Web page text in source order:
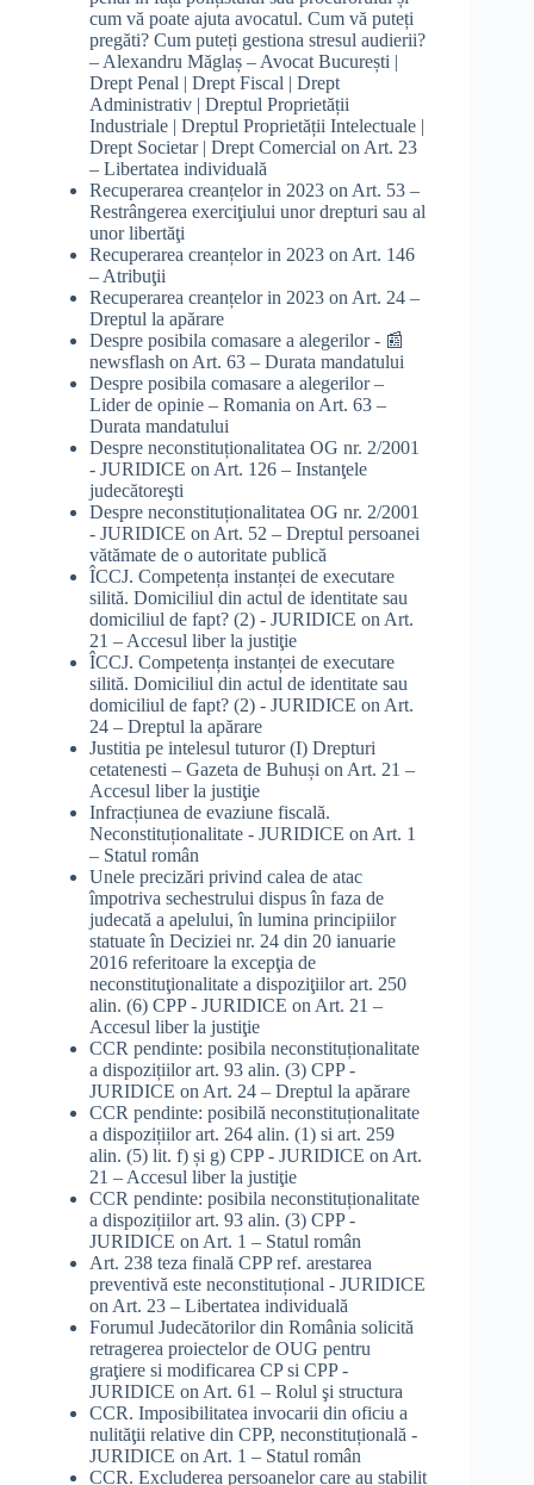
cum vă poate ajuta avocatul. Cum vă puteți
pregăti? Cum puteți gestiona stresul audierii?
– Alexandru Măglaș – Avocat București |
Drept Penal | Drept Fiscal | Drept
Administrativ | Dreptul Proprietății
Industriale | Dreptul Proprietății Intelectuale |
Drept Societar | Drept Comercial on Art. 23
– Libertatea individuală
Recuperarea creanțelor in 2023 on Art. 53 –
Restrângerea exerciţiului unor drepturi sau al
unor libertăţi
Recuperarea creanțelor in 2023 on Art. 146
– Atribuţii
Recuperarea creanțelor in 2023 on Art. 24 –
Dreptul la apărare
Despre posibila comasare a alegerilor - 📰
newsflash on Art. 63 – Durata mandatului
Despre posibila comasare a alegerilor –
Lider de opinie – Romania on Art. 63 –
Durata mandatului
Despre neconstituționalitatea OG nr. 2/2001
- JURIDICE on Art. 126 – Instanţele
judecătoreşti
Despre neconstituționalitatea OG nr. 2/2001
- JURIDICE on Art. 52 – Dreptul persoanei
vătămate de o autoritate publică
ÎCCJ. Competența instanței de executare
silită. Domiciliul din actul de identitate sau
domiciliul de fapt? (2) - JURIDICE on Art.
21 – Accesul liber la justiţie
ÎCCJ. Competența instanței de executare
silită. Domiciliul din actul de identitate sau
domiciliul de fapt? (2) - JURIDICE on Art.
24 – Dreptul la apărare
Justitia pe intelesul tuturor (I) Drepturi
cetatenesti – Gazeta de Buhuși on Art. 21 –
Accesul liber la justiţie
Infracțiunea de evaziune fiscală.
Neconstituționalitate - JURIDICE on Art. 1
– Statul român
Unele precizări privind calea de atac
împotriva sechestrului dispus în faza de
judecată a apelului, în lumina principiilor
statuate în Deciziei nr. 24 din 20 ianuarie
2016 referitoare la excepţia de
neconstituţionalitate a dispoziţiilor art. 250
alin. (6) CPP - JURIDICE on Art. 21 –
Accesul liber la justiţie
CCR pendinte: posibila neconstituționalitate
a dispozițiilor art. 93 alin. (3) CPP -
JURIDICE on Art. 24 – Dreptul la apărare
CCR pendinte: posibilă neconstituționalitate
a dispozițiilor art. 264 alin. (1) si art. 259
alin. (5) lit. f) și g) CPP - JURIDICE on Art.
21 – Accesul liber la justiţie
CCR pendinte: posibila neconstituționalitate
a dispozițiilor art. 93 alin. (3) CPP -
JURIDICE on Art. 1 – Statul român
Art. 238 teza finală CPP ref. arestarea
preventivă este neconstituțional - JURIDICE
on Art. 23 – Libertatea individuală
Forumul Judecătorilor din România solicită
retragerea proiectelor de OUG pentru
graţiere si modificarea CP si CPP -
JURIDICE on Art. 61 – Rolul şi structura
CCR. Imposibilitatea invocarii din oficiu a
nulităţii relative din CPP, neconstituțională -
JURIDICE on Art. 1 – Statul român
CCR. Excluderea persoanelor care au stabilit